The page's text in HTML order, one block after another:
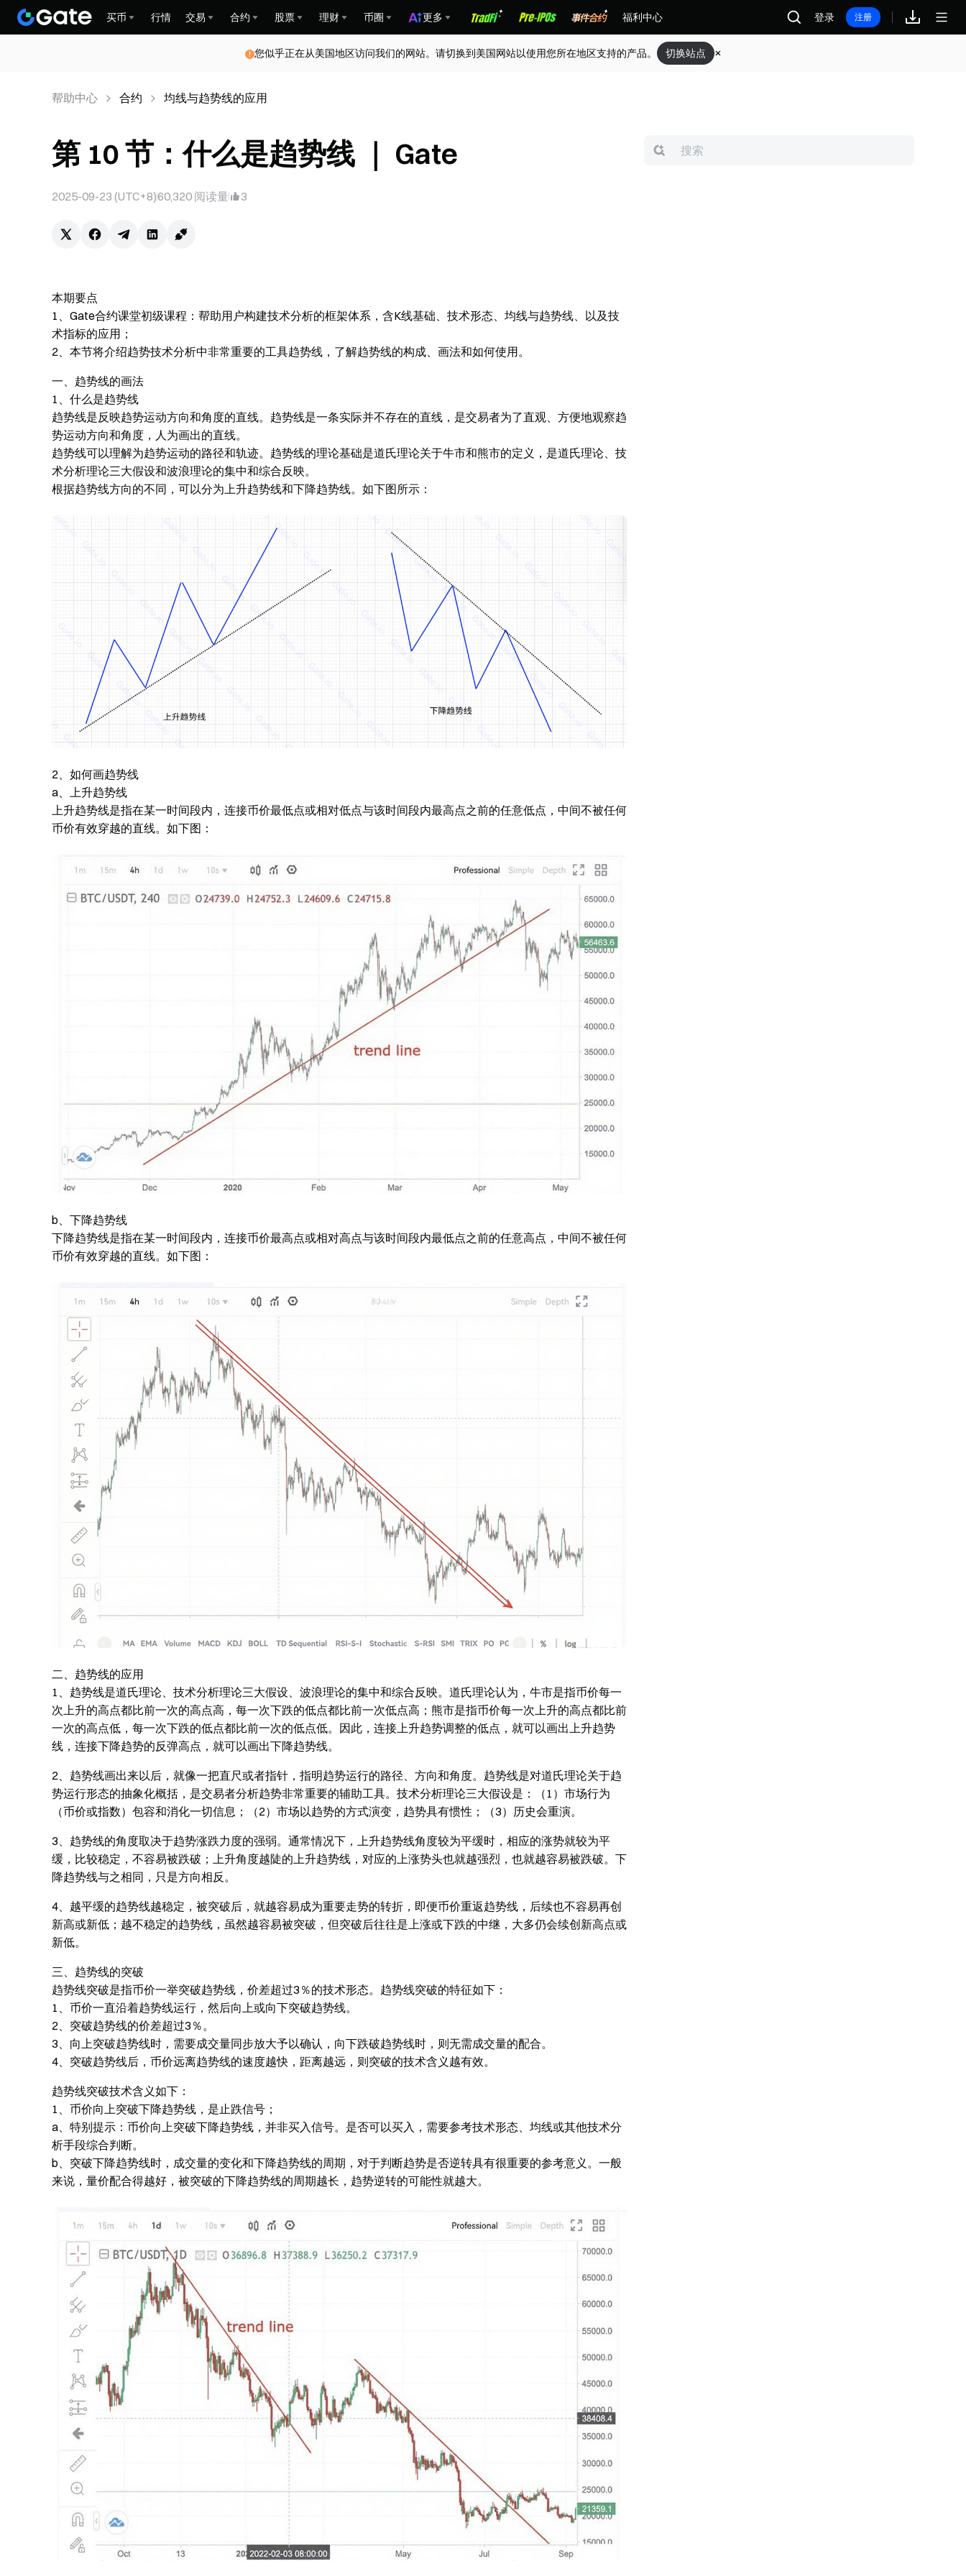
买币 行情 交易 合约 股票 理财 币圈 更多 福利中心 登录 注册
您似乎正在从美国地区访问我们的网站。请切换到美国网站以使用您所在地区支持的产品。 切换站点
帮助中心 合约 均线与趋势线的应用
第 10 节：什么是趋势线 ｜ Gate
2025-09-23 (UTC+8)60,320 阅读量 3
本期要点
1、Gate合约课堂初级课程：帮助用户构建技术分析的框架体系，含K线基础、技术形态、均线与趋势线、以及技
术指标的应用；
2、本节将介绍趋势技术分析中非常重要的工具趋势线，了解趋势线的构成、画法和如何使用。
一、趋势线的画法
1、什么是趋势线
趋势线是反映趋势运动方向和角度的直线。趋势线是一条实际并不存在的直线，是交易者为了直观、方便地观察趋
势运动方向和角度，人为画出的直线。
趋势线可以理解为趋势运动的路径和轨迹。趋势线的理论基础是道氏理论关于牛市和熊市的定义，是道氏理论、技
术分析理论三大假设和波浪理论的集中和综合反映。
根据趋势线方向的不同，可以分为上升趋势线和下降趋势线。如下图所示：
2、如何画趋势线
a、上升趋势线
上升趋势线是指在某一时间段内，连接币价最低点或相对低点与该时间段内最高点之前的任意低点，中间不被任何
币价有效穿越的直线。如下图：
b、下降趋势线
下降趋势线是指在某一时间段内，连接币价最高点或相对高点与该时间段内最低点之前的任意高点，中间不被任何
币价有效穿越的直线。如下图：
二、趋势线的应用
1、趋势线是道氏理论、技术分析理论三大假设、波浪理论的集中和综合反映。道氏理论认为，牛市是指币价每一
次上升的高点都比前一次的高点高，每一次下跌的低点都比前一次低点高；熊市是指币价每一次上升的高点都比前
一次的高点低，每一次下跌的低点都比前一次的低点低。因此，连接上升趋势调整的低点，就可以画出上升趋势
线，连接下降趋势的反弹高点，就可以画出下降趋势线。
2、趋势线画出来以后，就像一把直尺或者指针，指明趋势运行的路径、方向和角度。趋势线是对道氏理论关于趋
势运行形态的抽象化概括，是交易者分析趋势非常重要的辅助工具。技术分析理论三大假设是：（1）市场行为
（币价或指数）包容和消化一切信息；（2）市场以趋势的方式演变，趋势具有惯性；（3）历史会重演。
3、趋势线的角度取决于趋势涨跌力度的强弱。通常情况下，上升趋势线角度较为平缓时，相应的涨势就较为平
缓，比较稳定，不容易被跌破；上升角度越陡的上升趋势线，对应的上涨势头也就越强烈，也就越容易被跌破。下
降趋势线与之相同，只是方向相反。
4、越平缓的趋势线越稳定，被突破后，就越容易成为重要走势的转折，即便币价重返趋势线，后续也不容易再创
新高或新低；越不稳定的趋势线，虽然越容易被突破，但突破后往往是上涨或下跌的中继，大多仍会续创新高点或
新低。
三、趋势线的突破
趋势线突破是指币价一举突破趋势线，价差超过3％的技术形态。趋势线突破的特征如下：
1、币价一直沿着趋势线运行，然后向上或向下突破趋势线。
2、突破趋势线的价差超过3％。
3、向上突破趋势线时，需要成交量同步放大予以确认，向下跌破趋势线时，则无需成交量的配合。
4、突破趋势线后，币价远离趋势线的速度越快，距离越远，则突破的技术含义越有效。
趋势线突破技术含义如下：
1、币价向上突破下降趋势线，是止跌信号；
a、特别提示：币价向上突破下降趋势线，并非买入信号。是否可以买入，需要参考技术形态、均线或其他技术分
析手段综合判断。
b、突破下降趋势线时，成交量的变化和下降趋势线的周期，对于判断趋势是否逆转具有很重要的参考意义。一般
来说，量价配合得越好，被突破的下降趋势线的周期越长，趋势逆转的可能性就越大。